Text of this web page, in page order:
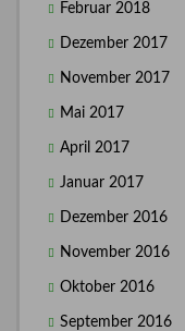
Februar 2018
Dezember 2017
November 2017
Mai 2017
April 2017
Januar 2017
Dezember 2016
November 2016
Oktober 2016
September 2016